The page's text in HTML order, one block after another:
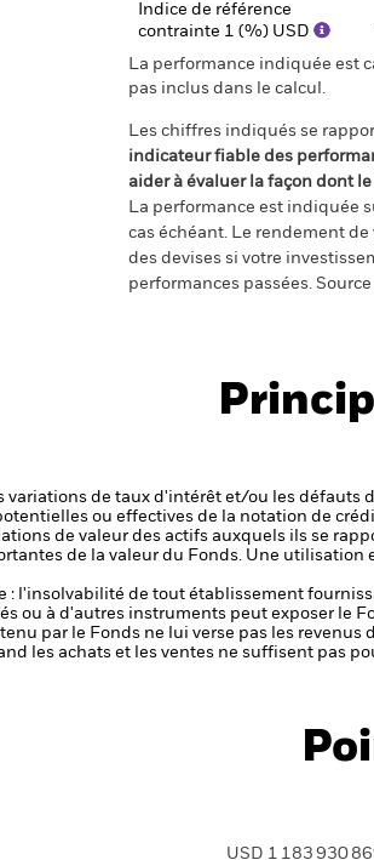
Indice de référence
contrainte 1 (%) USD
La performance indiquée est
pas inclus dans le calcul.
Les chiffres indiqués se
indicateur fiable des
aider à évaluer la façon dont
La performance est indiquée
cas échéant. Le rendement
des devises si votre
performances passées. Source
variations de taux d'intérêt et/ou les
ou effectives de la notation de
de valeur des actifs auxquels ils se
de la valeur du Fonds. Une
: l'insolvabilité de tout établissement
ou à d'autres instruments peut exposer le
par le Fonds ne lui verse pas les revenus
les achats et les ventes ne suffisent pas
USD 1 183 930